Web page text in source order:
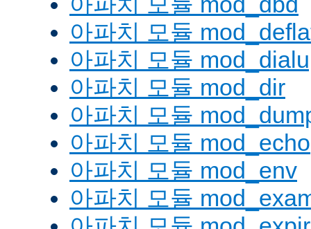
아파치 모듈
아파치 모듈
아파치 모듈 mod_dir
아파치 모듈
아파치 모듈 mod_echo
아파치 모듈 mod_env
아파치 모듈